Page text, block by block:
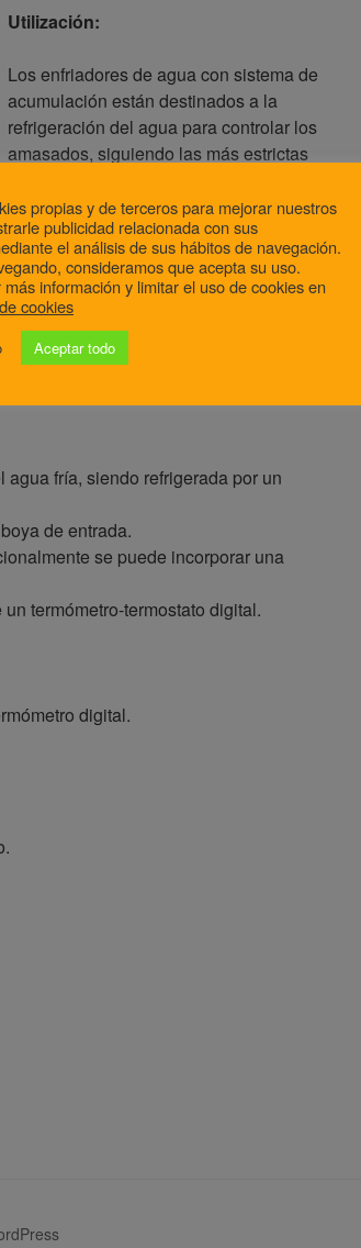
Utilización:
Los enfriadores de agua con sistema de
acumulación están destinados a la
refrigeración del agua para controlar los
amasados, siguiendo las más estrictas
Categoría:Enfriadores
fría, siendo refrigerada por un
de entrada.
se puede incorporar una
termómetro-termostato digital.
digital.
propias y de terceros para mejorar nuestros
publicidad relacionada con sus
el análisis de sus hábitos de navegación.
consideramos que acepta su uso.
información y limitar el uso de cookies en
cookies
Aceptar todo